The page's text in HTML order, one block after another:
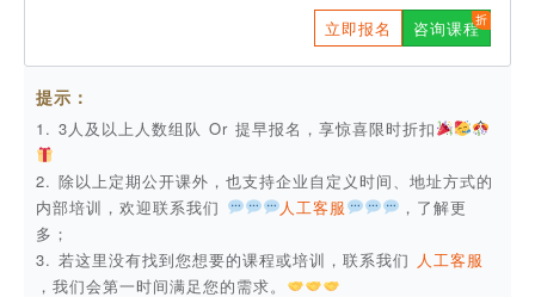
立即报名 咨询课程
提示：
1. 3人及以上人数组队 Or 提早报名，享惊喜限时折扣
2. 除以上定期公开课外，也支持企业自定义时间、地址方式的
内部培训，欢迎联系我们
人工客服
，了解更
多；
3. 若这里没有找到您想要的课程或培训，联系我们 人工客服
，我们会第一时间满足您的需求。